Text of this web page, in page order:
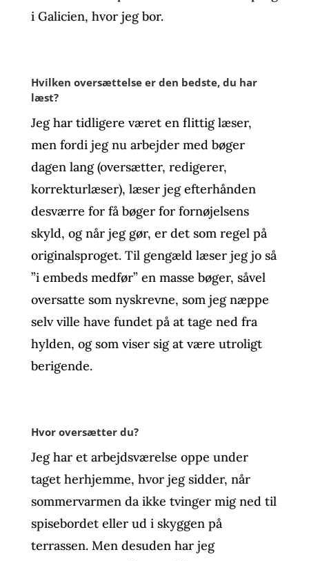
i Galicien, hvor jeg bor.
Hvilken oversættelse er den bedste, du har
læst?
Jeg har tidligere været en flittig læser,
men fordi jeg nu arbejder med bøger
dagen lang (oversætter, redigerer,
korrekturlæser), læser jeg efterhånden
desværre for få bøger for fornøjelsens
skyld, og når jeg gør, er det som regel på
originalsproget. Til gengæld læser jeg jo så
”i embeds medfør” en masse bøger, såvel
oversatte som nyskrevne, som jeg næppe
selv ville have fundet på at tage ned fra
hylden, og som viser sig at være utroligt
berigende.
Hvor oversætter du?
Jeg har et arbejdsværelse oppe under
taget herhjemme, hvor jeg sidder, når
sommervarmen da ikke tvinger mig ned til
spisebordet eller ud i skyggen på
terrassen. Men desuden har jeg